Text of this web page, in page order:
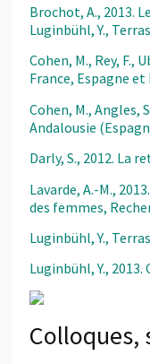
Brochot, A., 2013.
Luginbühl, Y.,
Cohen, M., Rey, F.,
France, Espagne
Cohen, M., Angles,
Andalousie
Darly, S., 2012. La
Lavarde, A.-M.,
des femmes,
Luginbühl, Y.,
Luginbühl, Y.,
Colloques,